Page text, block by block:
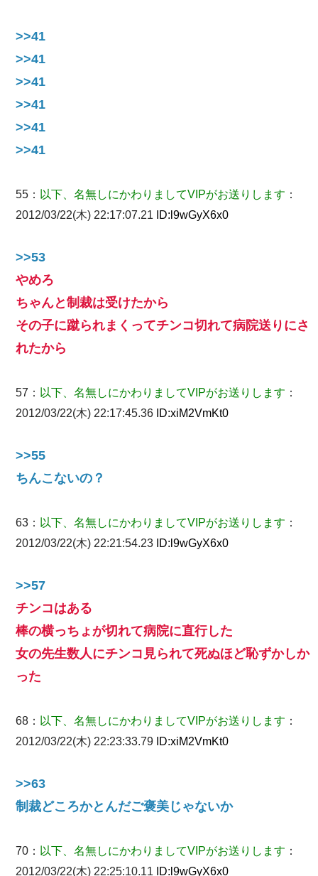
>>41
>>41
>>41
>>41
>>41
>>41
55： 以下、名無しにかわりましてVIPがお送りします ：
2012/03/22(木) 22:17:07.21 ID: l9wGyX6x0
>>53
やめろ
ちゃんと制裁は受けたから
その子に蹴られまくってチンコ切れて病院送りにさ
れたから
57： 以下、名無しにかわりましてVIPがお送りします ：
2012/03/22(木) 22:17:45.36 ID:xiM2VmKt0
>>55
ちんこないの？
63： 以下、名無しにかわりましてVIPがお送りします ：
2012/03/22(木) 22:21:54.23 ID: l9wGyX6x0
>>57
チンコはある
棒の横っちょが切れて病院に直行した
女の先生数人にチンコ見られて死ぬほど恥ずかしか
った
68： 以下、名無しにかわりましてVIPがお送りします ：
2012/03/22(木) 22:23:33.79 ID:xiM2VmKt0
>>63
制裁どころかとんだご褒美じゃないか
70： 以下、名無しにかわりましてVIPがお送りします ：
2012/03/22(木) 22:25:10.11 ID: l9wGyX6x0